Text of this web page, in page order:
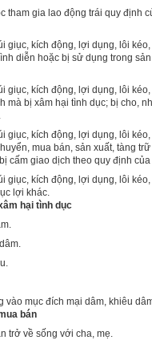
tham gia lao động trái quy định
giục, kích động, lợi dụng, lôi
diễn hoặc bị sử dụng trong
giục, kích động, lợi dụng, lôi
mà bị xâm hại tình dục; bị cho,
giục, kích động, lợi dụng, lôi
mua bán, sản xuất, tàng
cấm giao dịch theo quy định của
giục, kích động, lợi dụng, lôi
lợi khác.
hại tình dục
vào mục đích mại dâm, khiêu
bán
trở về sống với cha, mẹ.